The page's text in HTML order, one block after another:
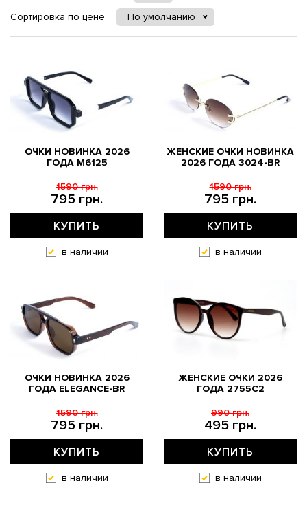
Сортировка по цене
По умолчанию
ОЧКИ НОВИНКА 2026
ГОДА M6125
795 грн.
1590 грн.
КУПИТЬ
в наличии
ЖЕНСКИЕ ОЧКИ НОВИНКА
2026 ГОДА 3024-BR
795 грн.
1590 грн.
КУПИТЬ
в наличии
ОЧКИ НОВИНКА 2026
ГОДА ELEGANCE-BR
795 грн.
1590 грн.
КУПИТЬ
в наличии
ЖЕНСКИЕ ОЧКИ 2026
ГОДА 2755C2
495 грн.
990 грн.
КУПИТЬ
в наличии